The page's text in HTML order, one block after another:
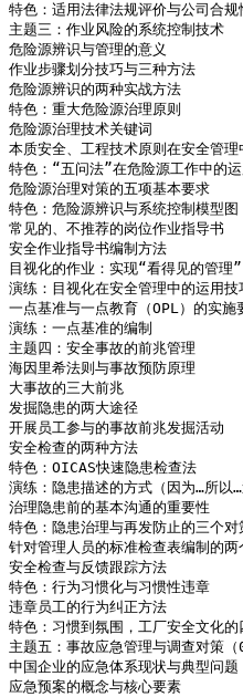
特色：适用法律法规评价与公司合规
主题三：作业风险的系统控制技术
危险源辨识与管理的意义
作业步骤划分技巧与三种方法
危险源辨识的两种实战方法
特色：重大危险源治理原则
危险源治理技术关键词
本质安全、工程技术原则在安全管理
特色：“五问法”在危险源工作中的运
危险源治理对策的五项基本要求
特色：危险源辨识与系统控制模型图
常见的、不推荐的岗位作业指导书
安全作业指导书编制方法
目视化的作业：实现“看得见的管理”
演练：目视化在安全管理中的运用技
一点基准与一点教育（OPL）的实施
演练：一点基准的编制
主题四：安全事故的前兆管理
海因里希法则与事故预防原理
大事故的三大前兆
发掘隐患的两大途径
开展员工参与的事故前兆发掘活动
安全检查的两种方法
特色：OICAS快速隐患检查法
演练：隐患描述的方式（因为…所以…
治理隐患前的基本沟通的重要性
特色：隐患治理与再发防止的三个对
针对管理人员的标准检查表编制的
安全检查与反馈跟踪方法
特色：行为习惯化与习惯性违章
违章员工的行为纠正方法
特色：习惯到氛围，工厂安全文化的
主题五：事故应急管理与调查对策（
中国企业的应急体系现状与典型问题
应急预案的概念与核心要素